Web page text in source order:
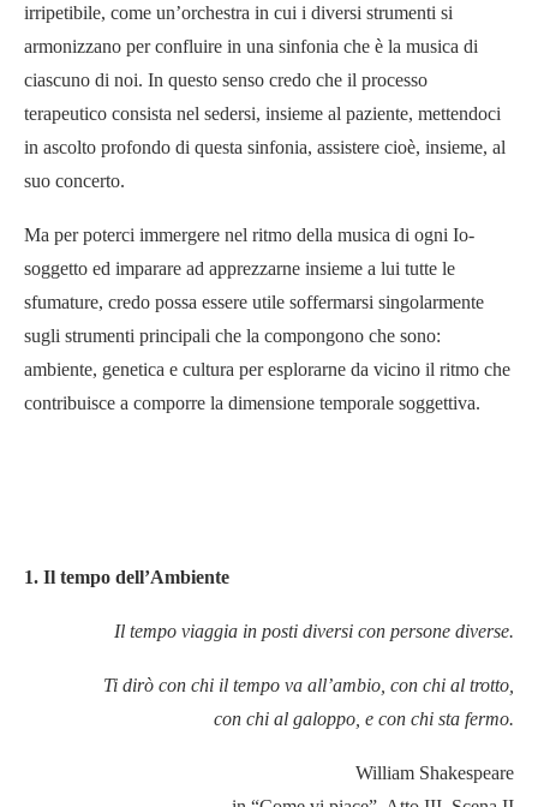
irripetibile, come un’orchestra in cui i diversi strumenti si
armonizzano per confluire in una sinfonia che è la musica di
ciascuno di noi. In questo senso credo che il processo
terapeutico consista nel sedersi, insieme al paziente, mettendoci
in ascolto profondo di questa sinfonia, assistere cioè, insieme, al
suo concerto.
Ma per poterci immergere nel ritmo della musica di ogni Io-
soggetto ed imparare ad apprezzarne insieme a lui tutte le
sfumature, credo possa essere utile soffermarsi singolarmente
sugli strumenti principali che la compongono che sono:
ambiente, genetica e cultura per esplorarne da vicino il ritmo che
contribuisce a comporre la dimensione temporale soggettiva.
1. Il tempo dell’Ambiente
Il tempo viaggia in posti diversi con persone diverse.
Ti dirò con chi il tempo va all’ambio, con chi al trotto,
con chi al galoppo, e con chi sta fermo.
William Shakespeare